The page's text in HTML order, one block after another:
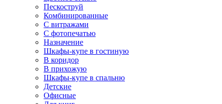
Пескоструй
Комбинированные
С витражами
С фотопечатью
Назначение
Шкафы-купе в гостиную
В коридор
В прихожую
Шкафы-купе в спальню
Детские
Офисные